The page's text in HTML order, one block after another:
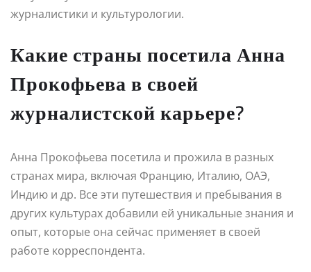
журналистики и культурологии.
Какие страны посетила Анна
Прокофьева в своей
журналистской карьере?
Анна Прокофьева посетила и прожила в разных
странах мира, включая Францию, Италию, ОАЭ,
Индию и др. Все эти путешествия и пребывания в
других культурах добавили ей уникальные знания и
опыт, которые она сейчас применяет в своей
работе корреспондента.